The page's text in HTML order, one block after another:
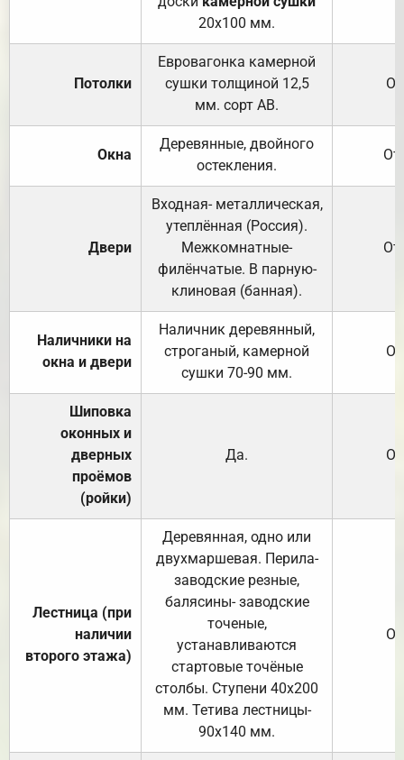
20х100 мм.
Потолки
Евровагонка камерной
сушки толщиной 12,5
мм. сорт АВ.
Окна
Деревянные, двойного
остекления.
Двери
Входная- металлическая,
утеплённая (Россия).
Межкомнатные-
филёнчатые. В парную-
клиновая (банная).
Наличники на
окна и двери
Наличник деревянный,
строганый, камерной
сушки 70-90 мм.
Шиповка
оконных и
дверных
проёмов
(ройки)
Да.
Лестница (при
наличии
второго этажа)
Деревянная, одно или
двухмаршевая. Перила-
заводские резные,
балясины- заводские
точеные,
устанавливаются
стартовые точёные
столбы. Ступени 40х200
мм. Тетива лестницы-
90х140 мм.